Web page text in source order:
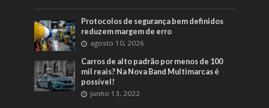
Protocolos de segurança bem definidos
reduzem margem de erro
agosto 10, 2026
Carros de alto padrão por menos de 100
mil reais? Na Nova Band Multimarcas é
possível!
junho 13, 2022